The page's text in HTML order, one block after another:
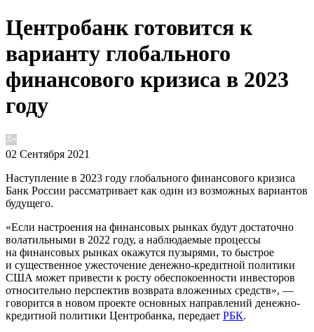
Центробанк готовится к
варианту глобального
финансового кризиса в 2023
году
02 Сентября 2021
Наступление в 2023 году глобального финансового кризиса
Банк России рассматривает как один из возможных вариантов
будущего.
«Если настроения на финансовых рынках будут достаточно
волатильными в 2022 году, а наблюдаемые процессы
на финансовых рынках окажутся пузырями, то быстрое
и существенное ужесточение денежно-кредитной политики
США может привести к росту обеспокоенности инвесторов
относительно перспектив возврата вложенных средств», —
говорится в новом проекте основных направлений денежно-
кредитной политики Центробанка, передает РБК.